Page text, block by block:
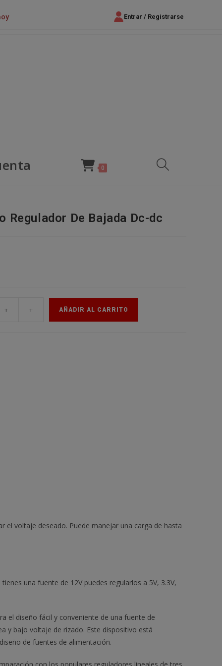
Entrar / Registrarse
0 Alternar
Regulador De Bajada Dc-dc
+ + AÑADIR AL CARRITO
voltaje deseado. Puede manejar una carga de hasta
una fuente de 12V puedes regularlos a 5V, 3.3V,
el diseño fácil y conveniente de una fuente de
y bajo voltaje de rizado. Este dispositivo está
de fuentes de alimentación.